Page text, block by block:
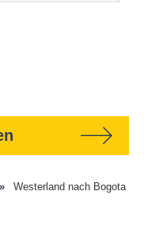
Westerland nach Bogota